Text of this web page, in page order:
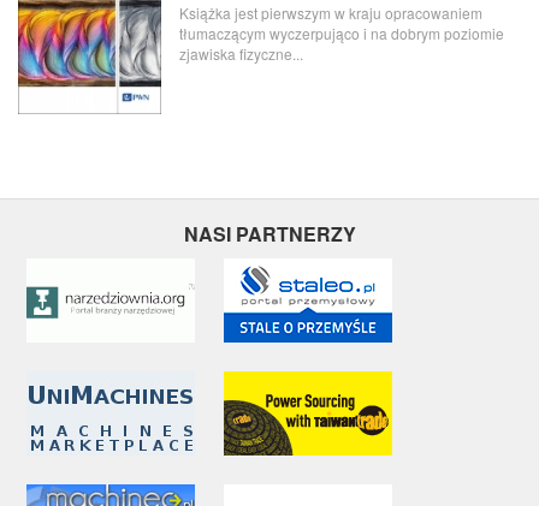
Książka jest pierwszym w kraju opracowaniem
tłumaczącym wyczerpująco i na dobrym poziomie
zjawiska fizyczne...
NASI PARTNERZY